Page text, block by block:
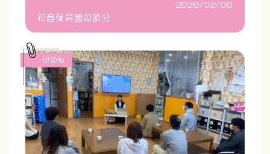
2026/02/06
花音保育園の節分
かのん